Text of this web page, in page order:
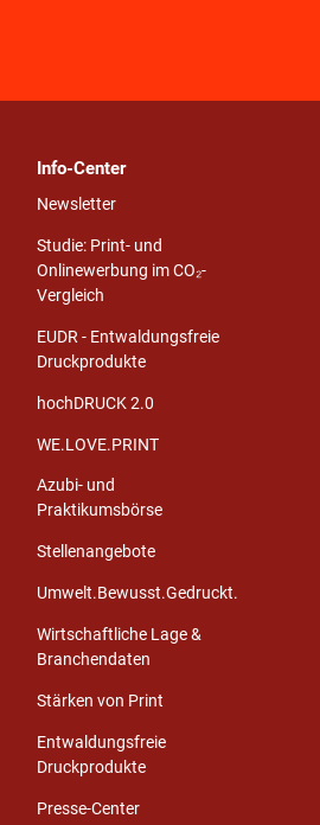
Info-Center
Newsletter
Studie: Print- und
Onlinewerbung im CO₂-
Vergleich
EUDR - Entwaldungsfreie
Druckprodukte
hochDRUCK 2.0
WE.LOVE.PRINT
Azubi- und
Praktikumsbörse
Stellenangebote
Umwelt.Bewusst.Gedruckt.
Wirtschaftliche Lage &
Branchendaten
Stärken von Print
Entwaldungsfreie
Druckprodukte
Presse-Center